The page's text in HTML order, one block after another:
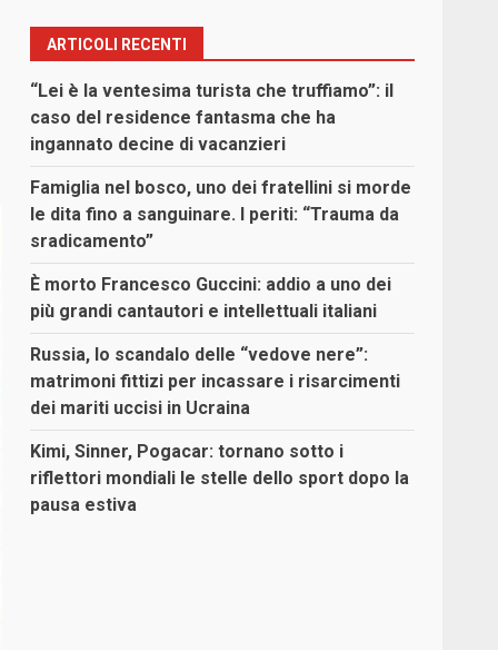
ARTICOLI RECENTI
“Lei è la ventesima turista che truffiamo”: il
caso del residence fantasma che ha
ingannato decine di vacanzieri
Famiglia nel bosco, uno dei fratellini si morde
le dita fino a sanguinare. I periti: “Trauma da
sradicamento”
È morto Francesco Guccini: addio a uno dei
più grandi cantautori e intellettuali italiani
Russia, lo scandalo delle “vedove nere”:
matrimoni fittizi per incassare i risarcimenti
dei mariti uccisi in Ucraina
Kimi, Sinner, Pogacar: tornano sotto i
riflettori mondiali le stelle dello sport dopo la
pausa estiva